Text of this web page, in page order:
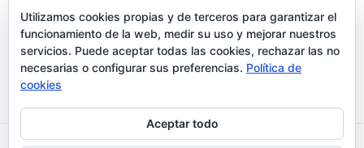
Utilizamos cookies propias y de terceros para garantizar el
funcionamiento de la web, medir su uso y mejorar nuestros
servicios. Puede aceptar todas las cookies, rechazar las no
necesarias o configurar sus preferencias. Política de
cookies
Aceptar todo